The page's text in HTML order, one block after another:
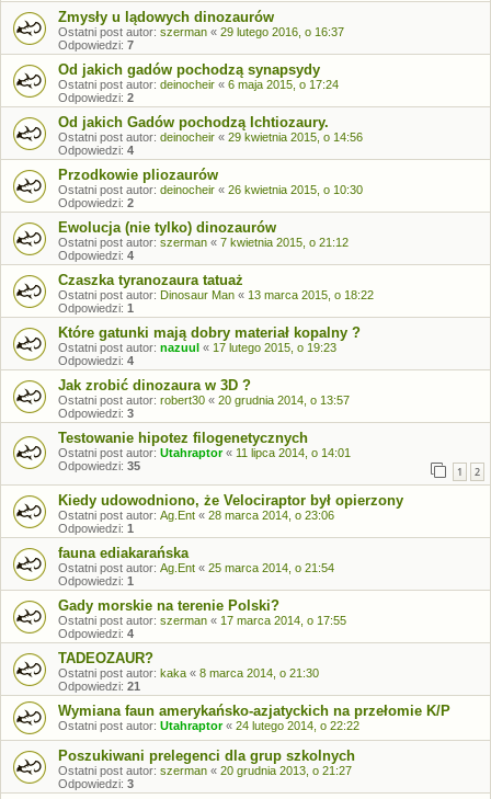
Zmysły u lądowych dinozaurów
Ostatni post autor: szerman « 29 lutego 2016, o 16:37
Odpowiedzi: 7
Od jakich gadów pochodzą synapsydy
Ostatni post autor: deinocheir « 6 maja 2015, o 17:24
Odpowiedzi: 2
Od jakich Gadów pochodzą Ichtiozaury.
Ostatni post autor: deinocheir « 29 kwietnia 2015, o 14:56
Odpowiedzi: 4
Przodkowie pliozaurów
Ostatni post autor: deinocheir « 26 kwietnia 2015, o 10:30
Odpowiedzi: 2
Ewolucja (nie tylko) dinozaurów
Ostatni post autor: szerman « 7 kwietnia 2015, o 21:12
Odpowiedzi: 4
Czaszka tyranozaura tatuaż
Ostatni post autor: Dinosaur Man « 13 marca 2015, o 18:22
Odpowiedzi: 1
Które gatunki mają dobry materiał kopalny ?
Ostatni post autor: nazuul « 17 lutego 2015, o 19:23
Odpowiedzi: 4
Jak zrobić dinozaura w 3D ?
Ostatni post autor: robert30 « 20 grudnia 2014, o 13:57
Odpowiedzi: 3
Testowanie hipotez filogenetycznych
Ostatni post autor: Utahraptor« 11 lipca 2014, o 14:01
Odpowiedzi: 35 1 2
Kiedy udowodniono, że Velociraptor był opierzony
Ostatni post autor: Ag.Ent « 28 marca 2014, o 23:06
Odpowiedzi: 1
fauna ediakarańska
Ostatni post autor: Ag.Ent « 25 marca 2014, o 21:54
Odpowiedzi: 1
Gady morskie na terenie Polski?
Ostatni post autor: szerman « 17 marca 2014, o 17:55
Odpowiedzi: 4
TADEOZAUR?
Ostatni post autor: kaka « 8 marca 2014, o 21:30
Odpowiedzi: 21
Wymiana faun amerykańsko-azjatyckich na przełomie K/P
Ostatni post autor: Utahraptor« 24 lutego 2014, o 22:22
Poszukiwani prelegenci dla grup szkolnych
Ostatni post autor: szerman « 20 grudnia 2013, o 21:27
Odpowiedzi: 3